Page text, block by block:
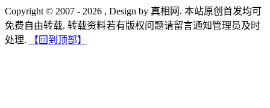
Copyright © 2007 - 2026 , Design by 真相网. 本站原创首发均可
免费自由转载. 转载资料若有版权问题请留言通知管理员及时
处理.
【回到顶部】